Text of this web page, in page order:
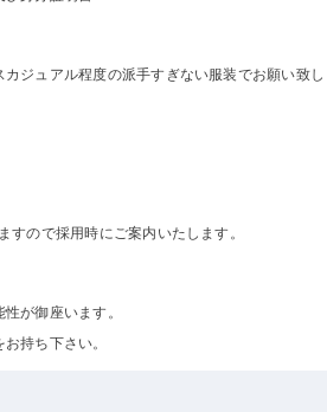
ジュアル程度の派手すぎない服装でお願い致
すので採用時にご案内いたします。
が御座います。
持ち下さい。